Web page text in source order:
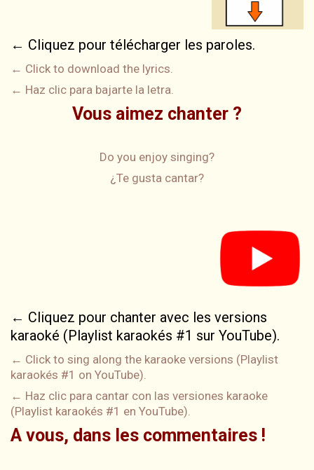
← Cliquez pour télécharger les paroles.
← Click to download the lyrics.
← Haz clic para bajarte la letra.
Vous aimez chanter ?
Do you enjoy singing?
¿Te gusta cantar?
← Cliquez pour chanter avec les versions
karaoké (Playlist karaokés #1 sur YouTube).
← Click to sing along the karaoke versions (Playlist
karaokés #1 on YouTube).
← Haz clic para cantar con las versiones karaoke
(Playlist karaokés #1 en YouTube).
A vous, dans les commentaires !